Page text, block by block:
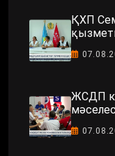
ҚХП
ЖСДП